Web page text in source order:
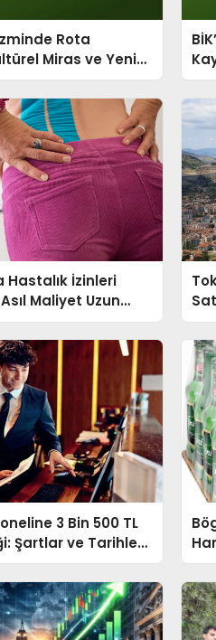
Rota
Miras ve Yeni
Hastalık İzinleri
Maliyet Uzun
3 Bin 500 TL
Şartlar ve Tarihler